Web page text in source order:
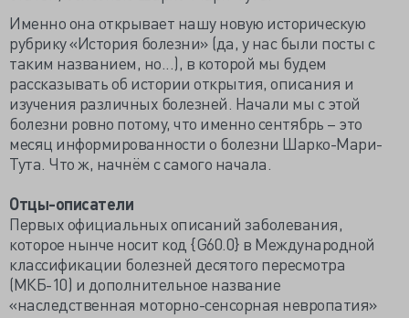
Именно она открывает нашу новую историческую
рубрику «История болезни» (да, у нас были посты с
таким названием, но...), в которой мы будем
рассказывать об истории открытия, описания и
изучения различных болезней. Начали мы с этой
болезни ровно потому, что именно сентябрь – это
месяц информированности о болезни Шарко-Мари-
Тута. Что ж, начнём с самого начала.
Отцы-описатели
Первых официальных описаний заболевания,
которое нынче носит код {G60.0} в Международной
классификации болезней десятого пересмотра
(МКБ-10) и дополнительное название
«наследственная моторно-сенсорная невропатия»